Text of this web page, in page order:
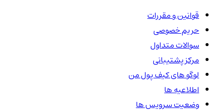
قوانین و مقررات
حریم خصوصی
سوالات متداول
مرکز پشتیبانی
لوگو های کیف پول من
اطلاعیه ها
وضعیت سرویس ها